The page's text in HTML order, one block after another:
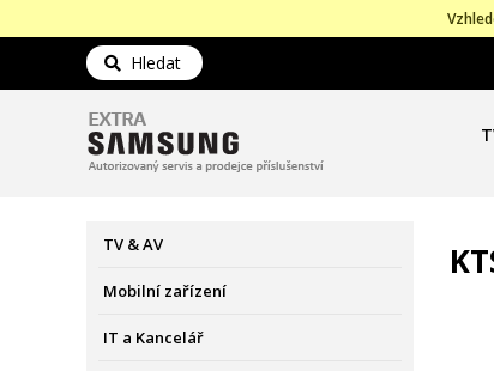
Hledat
TV & AV
Mobilní zařízení
IT a Kancelář